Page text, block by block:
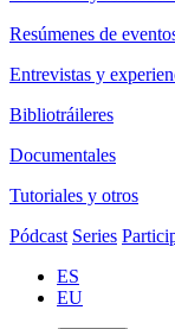
Resúmenes de
Entrevistas y
Bibliotráileres
Documentales
Tutoriales y otros
Pódcast Series
ES
EU